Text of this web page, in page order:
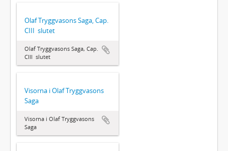
Olaf Tryggvasons Saga, Cap.
CIII  slutet
Olaf Tryggvasons Saga, Cap.
CIII  slutet
Visorna i Olaf Tryggvasons
Saga
Visorna i Olaf Tryggvasons
Saga